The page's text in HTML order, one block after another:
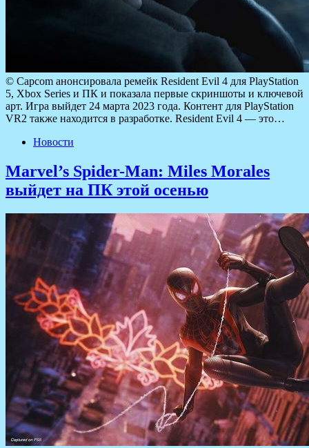
© Capcom анонсировала ремейк Resident Evil 4 для PlayStation
5, Xbox Series и ПК и показала первые скриншоты и ключевой
арт. Игра выйдет 24 марта 2023 года. Контент для PlayStation
VR2 также находится в разработке. Resident Evil 4 — это…
Новости
Marvel’s Spider-Man: Miles Morales
выйдет на ПК этой осенью